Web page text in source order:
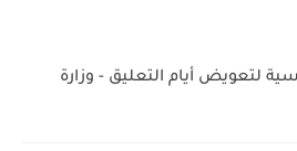
لتعويض أيام التعليق - وزارة